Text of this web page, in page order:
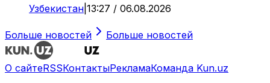
Узбекистан 13:27 / 06.08.2026
Больше новостей Больше новостей
О сайтеRSSКонтактыРекламаКоманда Kun.uz